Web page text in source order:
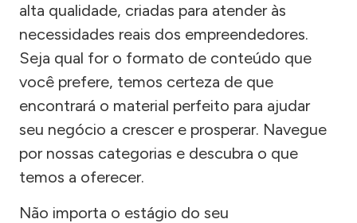
alta qualidade, criadas para atender às
necessidades reais dos empreendedores.
Seja qual for o formato de conteúdo que
você prefere, temos certeza de que
encontrará o material perfeito para ajudar
seu negócio a crescer e prosperar. Navegue
por nossas categorias e descubra o que
temos a oferecer.
Não importa o estágio do seu